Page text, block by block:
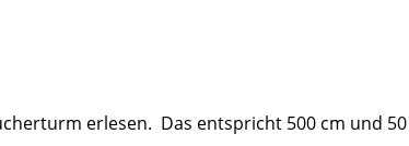
erlesen. Das entspricht 500 cm und 50